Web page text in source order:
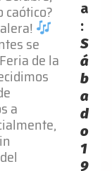
caótico?
se
de la
a
a
:
S
á
b
a
d
o
1
9